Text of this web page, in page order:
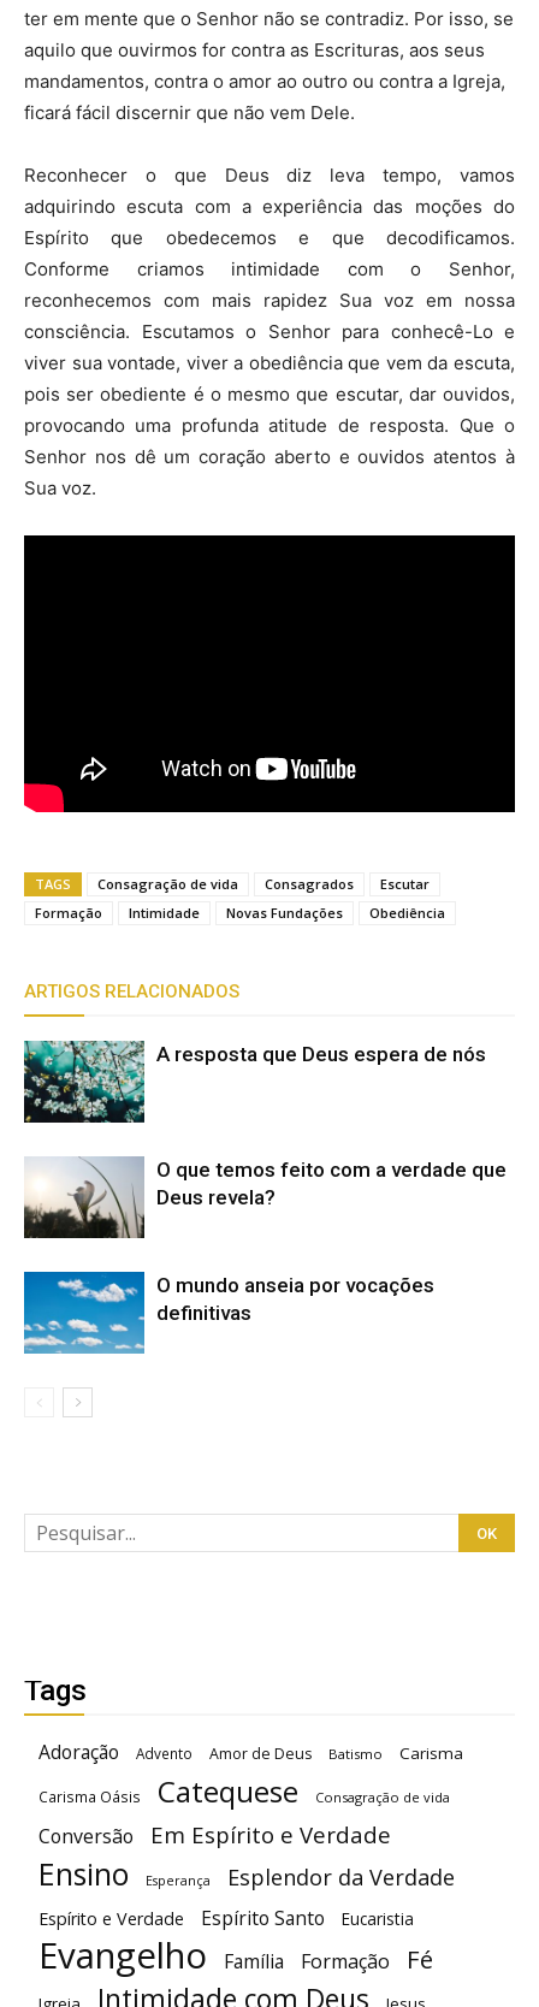
ter em mente que o Senhor não se contradiz. Por isso, se
aquilo que ouvirmos for contra as Escrituras, aos seus
mandamentos, contra o amor ao outro ou contra a Igreja,
ficará fácil discernir que não vem Dele.
Reconhecer o que Deus diz leva tempo, vamos
adquirindo escuta com a experiência das moções do
Espírito que obedecemos e que decodificamos.
Conforme criamos intimidade com o Senhor,
reconhecemos com mais rapidez Sua voz em nossa
consciência. Escutamos o Senhor para conhecê-Lo e
viver sua vontade, viver a obediência que vem da escuta,
pois ser obediente é o mesmo que escutar, dar ouvidos,
provocando uma profunda atitude de resposta. Que o
Senhor nos dê um coração aberto e ouvidos atentos à
Sua voz.
TAGS Consagração de vida Consagrados
Escutar
Formação
Intimidade Novas Fundações Obediência
ARTIGOS RELACIONADOS
A resposta que Deus espera de nós
O que temos feito com a verdade que
Deus revela?
O mundo anseia por vocações
definitivas
Tags
Adoração Advento Amor de Deus Batismo Carisma
Carisma Oásis Catequese Consagração de vida
Conversão Em Espírito e Verdade
Ensino Esperança Esplendor da Verdade
Espírito e Verdade Espírito Santo Eucaristia
Evangelho Família Formação Fé
Intimidade com Deus